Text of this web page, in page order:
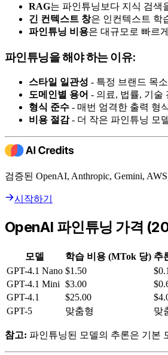
RAG는 파인튜닝보다 지식 검색
긴 컨텍스트 창은 인컨텍스트 학
파인튜닝 비용은 대규모로 빠르
파인튜닝을 해야 하는 이유:
스타일 일관성 - 특정 브랜드 목
도메인별 용어 - 의료, 법률, 기술
형식 준수 - 매번 엄격한 출력 형
비용 절감- 더 작은 파인튜닝 모
검증된 OpenAI, Anthropic, Gemini,
시작하기
OpenAI 파인튜닝 가격
모델 학습 비용 (MTok 당) 추
GPT-4.1 Nano $1.50
GPT-4.1 Mini $3.00
GPT-4.1
$25.00
GPT-5
맞춤형 맞
참고: 파인튜닝된 모델의 추론은 기본